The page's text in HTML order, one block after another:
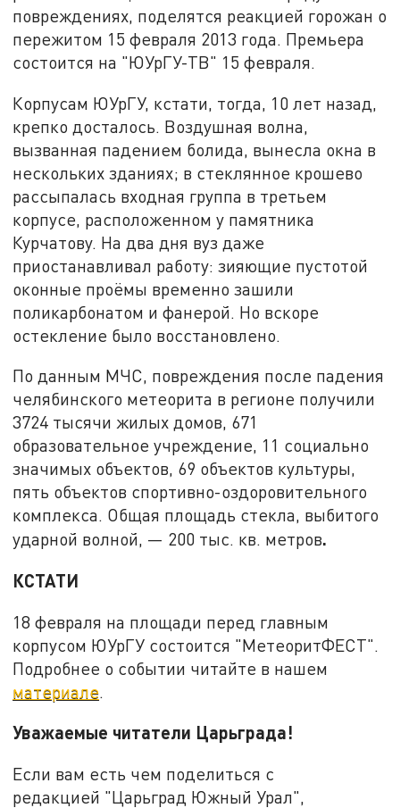
повреждениях, поделятся реакцией горожан о
пережитом 15 февраля 2013 года. Премьера
состоится на "ЮУрГУ-ТВ" 15 февраля.
Корпусам ЮУрГУ, кстати, тогда, 10 лет назад,
крепко досталось. Воздушная волна,
вызванная падением болида, вынесла окна в
нескольких зданиях; в стеклянное крошево
рассыпалась входная группа в третьем
корпусе, расположенном у памятника
Курчатову. На два дня вуз даже
приостанавливал работу: зияющие пустотой
оконные проёмы временно зашили
поликарбонатом и фанерой. Но вскоре
остекление было восстановлено.
По данным МЧС, повреждения после падения
челябинского метеорита в регионе получили
3724 тысячи жилых домов, 671
образовательное учреждение, 11 социально
значимых объектов, 69 объектов культуры,
пять объектов спортивно-оздоровительного
комплекса. Общая площадь стекла, выбитого
ударной волной, — 200 тыс. кв. метров.
КСТАТИ
18 февраля на площади перед главным
корпусом ЮУрГУ состоится "МетеоритФЕСТ".
Подробнее о событии читайте в нашем
материале
Уважаемые читатели Царьграда!
Если вам есть чем поделиться с
редакцией "Царьград Южный Урал",